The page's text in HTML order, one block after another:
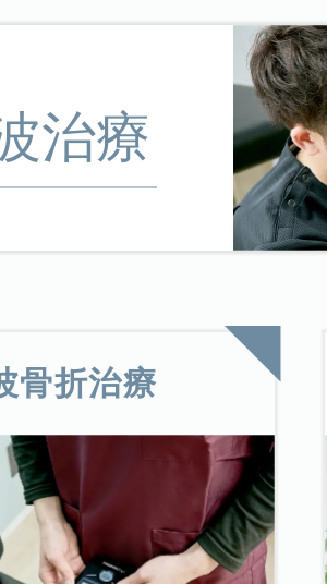
治療
骨折治療